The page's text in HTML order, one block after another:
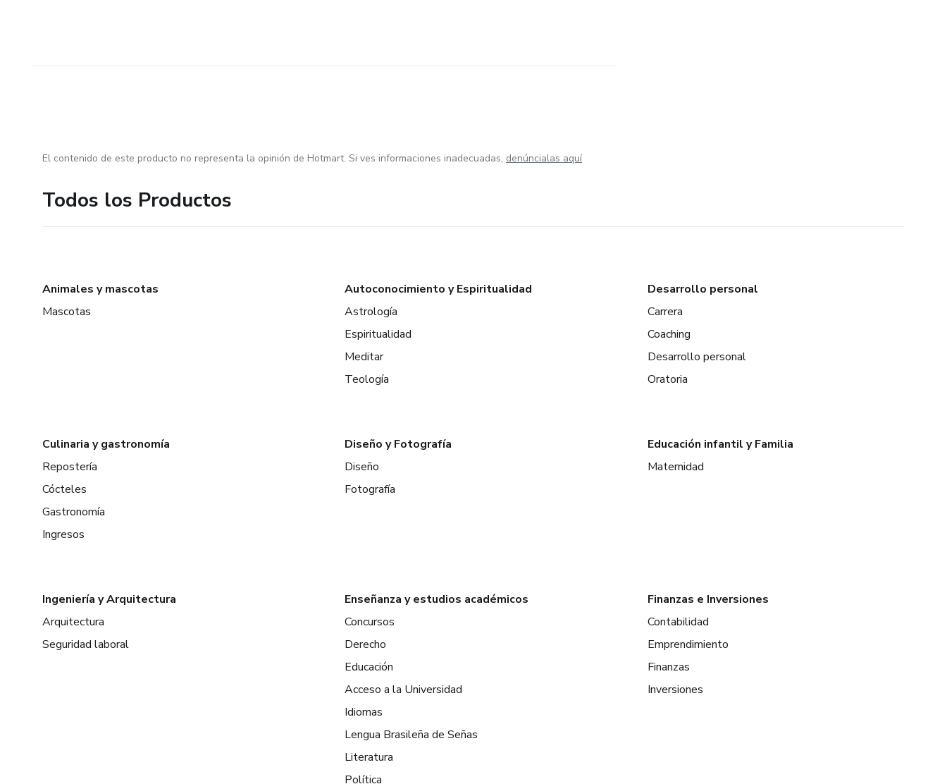
El contenido de este producto no representa la opinión de Hotmart. Si ves informaciones inadecuadas, denúncialas aquí
Todos los Productos
Animales y mascotas
Mascotas
Autoconocimiento y Espiritualidad
Astrología
Espiritualidad
Meditar
Teología
Desarrollo personal
Carrera
Coaching
Desarrollo personal
Oratoria
Culinaria y gastronomía
Repostería
Cócteles
Gastronomía
Ingresos
Diseño y Fotografía
Diseño
Fotografía
Educación infantil y Familia
Maternidad
Ingeniería y Arquitectura
Arquitectura
Seguridad laboral
Enseñanza y estudios académicos
Concursos
Derecho
Educación
Acceso a la Universidad
Idiomas
Lengua Brasileña de Señas
Literatura
Política
Finanzas e Inversiones
Contabilidad
Emprendimiento
Finanzas
Inversiones